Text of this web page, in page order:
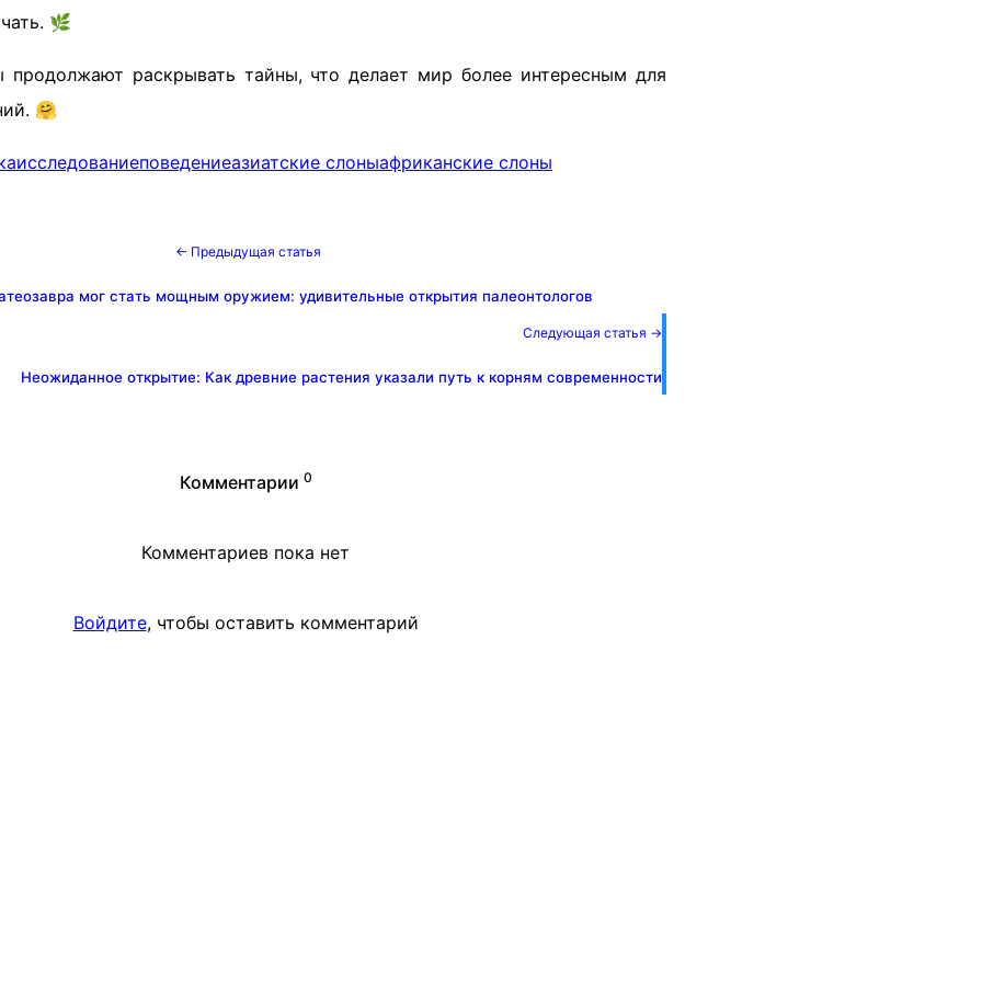
🌿
продолжают раскрывать тайны, что делает мир более интересным для
🤗
исследованиеповедениеазиатские слоныафриканские слоны
← Предыдущая статья
мог стать мощным оружием: удивительные открытия палеонтологов
Следующая статья →
Неожиданное открытие: Как древние растения указали путь к корням современности
Комментарии 0
Комментариев пока нет
Войдите, чтобы оставить комментарий